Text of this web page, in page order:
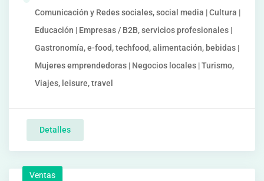
Comunicación y Redes sociales, social media | Cultura |
Educación | Empresas / B2B, servicios profesionales |
Gastronomía, e-food, techfood, alimentación, bebidas |
Mujeres emprendedoras | Negocios locales | Turismo,
Viajes, leisure, travel
Detalles
Ventas